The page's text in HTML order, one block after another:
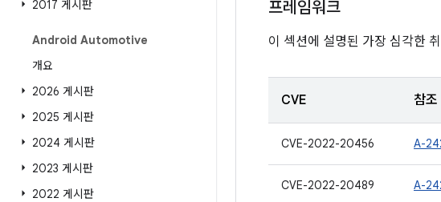
2017 게시판
Android Automotive
개요
2026 게시판
2025 게시판
2024 게시판
2023 게시판
2022 게시판
프레임워크
이 섹션에 설명된 가장 심각한
CVE 참조
CVE-2022-20456 A-
CVE-2022-20489 A-